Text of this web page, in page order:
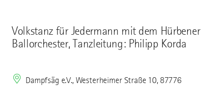
Volkstanz für Jedermann mit dem Hürbener
Ballorchester, Tanzleitung: Philipp Korda
Dampfsäg e.V., Westerheimer Straße 10, 87776